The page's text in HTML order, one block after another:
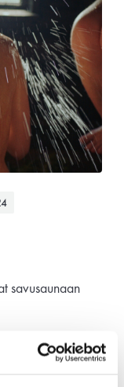
12 €
25 €
savusaunaan